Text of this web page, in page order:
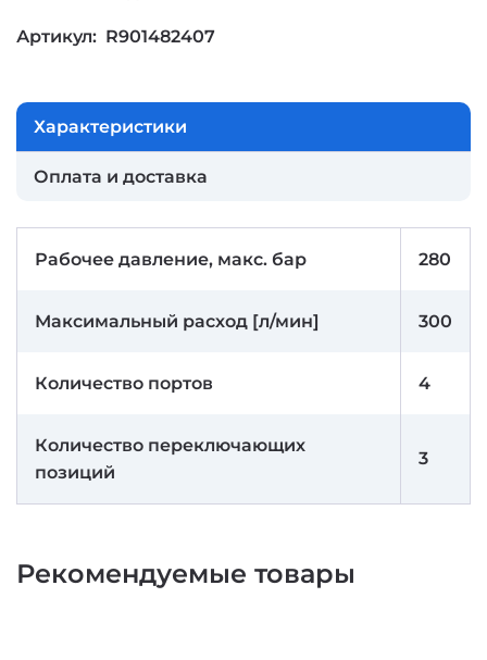
Артикул: R901482407
Характеристики
Оплата и доставка
Рабочее давление, макс. бар 280
Максимальный расход [л/мин] 300
Количество портов 4
Количество переключающих
позиций
3
Рекомендуемые товары